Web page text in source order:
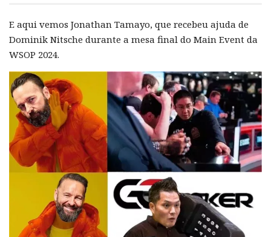
E aqui vemos Jonathan Tamayo, que recebeu ajuda de
Dominik Nitsche durante a mesa final do Main Event da
WSOP 2024.